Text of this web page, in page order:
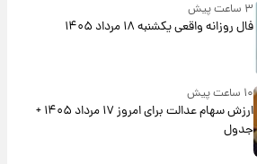
۳ ساعت پیش
فال روزانه واقعی یکشنبه ۱۸ مرداد ۱۴۰۵
۱۰ ساعت پیش
ارزش سهام عدالت برای امروز ۱۷ مرداد ۱۴۰۵ +
جدول